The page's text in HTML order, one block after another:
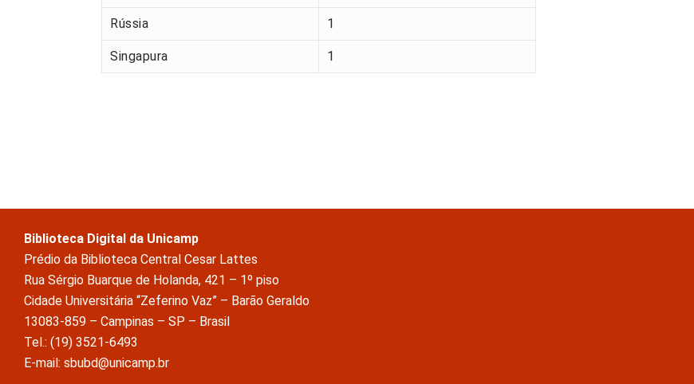
Rússia 1
Singapura 1
Biblioteca Digital da Unicamp
Prédio da Biblioteca Central Cesar Lattes
Rua Sérgio Buarque de Holanda, 421 – 1º piso
Cidade Universitária “Zeferino Vaz” – Barão Geraldo
13083-859 – Campinas – SP – Brasil
Tel.: (19) 3521-6493
E-mail: sbubd@unicamp.br